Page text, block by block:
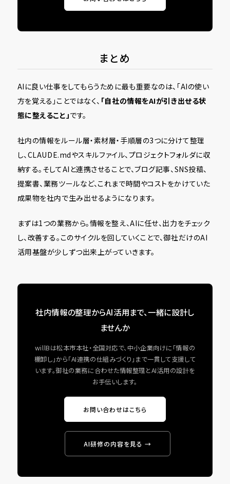
まとめ
AIに良い仕事をしてもらうために最も重要なのは、「AIの使い
方を覚える」ことではなく、 「自社の情報をAIが引き出せる状
態に整えること」です。
社内の情報をルール層・素材層・手順層の3つに分けて整理
し、CLAUDE.mdやスキルファイル、プロジェクトフォルダに収
納する。そしてAIと連携させることで、ブログ記事、SNS投稿、
提案書、業務ツールなど、これまで時間やコストをかけていた
成果物を社内で生み出せるようになります。
まずは1つの業務から。情報を整え、AIに任せ、出力をチェック
し、改善する。このサイクルを回していくことで、御社だけのAI
活用基盤が少しずつ出来上がっていきます。
社内情報の整理からAI活用まで、一緒に設計し
ませんか
willBは松本市本社・全国対応で、中小企業向けに「情報の
棚卸し」から「AI連携の仕組みづくり」まで一貫して支援して
います。御社の業務に合わせた情報整理とAI活用の設計を
お手伝いします。
お問い合わせはこちら
AI研修の内容を見る →